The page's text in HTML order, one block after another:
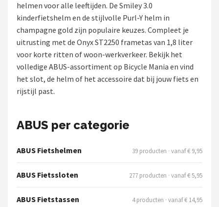
ABUS
AXA
New Looxs
BBB Cycling
Voltano
Shimano
Cortina
Alle merken →
helmen voor alle leeftijden. De Smiley 3.0
kinderfietshelm en de stijlvolle Purl-Y helm in
champagne gold zijn populaire keuzes. Compleet je
uitrusting met de Onyx ST2250 frametas van 1,8 liter
voor korte ritten of woon-werkverkeer. Bekijk het
volledige ABUS-assortiment op Bicycle Mania en vind
het slot, de helm of het accessoire dat bij jouw fiets en
rijstijl past.
ABUS per categorie
ABUS Fietshelmen 39 producten · vanaf € 9,95
ABUS Fietssloten 277 producten · vanaf € 5,95
ABUS Fietstassen 4 producten · vanaf € 14,95